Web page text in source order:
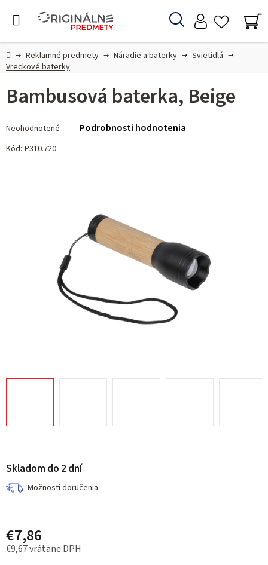
Hľadať
DomovReklamné predmety Náradie a baterky
Svietidlá
Vreckové baterky
Skladom do 2 dní
Možnosti doručenia
€7,86
€9,67 vrátane DPH
Bambusová baterka, Beige
hodnotenie
produktu
Neohodnotené Podrobnosti hodnotenia
Kód: P310.720